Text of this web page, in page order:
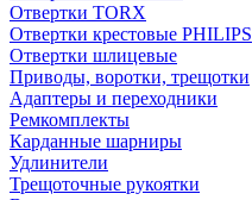
Отвертки TORX
Отвертки крестовые PHILIPS
Отвертки шлицевые
Приводы, воротки, трещотки
Адаптеры и переходники
Ремкомплекты
Карданные шарниры
Удлинители
Трещоточные рукоятки